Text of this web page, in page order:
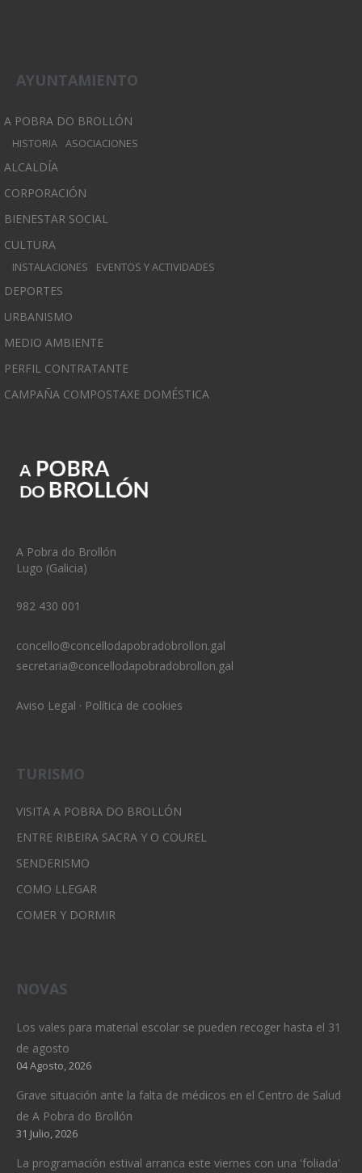
AYUNTAMIENTO
A POBRA DO BROLLÓN
HISTORIA ASOCIACIONES
ALCALDÍA
CORPORACIÓN
BIENESTAR SOCIAL
CULTURA
INSTALACIONES EVENTOS Y ACTIVIDADES
DEPORTES
URBANISMO
MEDIO AMBIENTE
PERFIL CONTRATANTE
CAMPAÑA COMPOSTAXE DOMÉSTICA
A Pobra do Brollón
Lugo (Galicia)
982 430 001
concello@concellodapobradobrollon.gal
secretaria@concellodapobradobrollon.gal
Aviso Legal · Política de cookies
TURISMO
VISITA A POBRA DO BROLLÓN
ENTRE RIBEIRA SACRA Y O COUREL
SENDERISMO
COMO LLEGAR
COMER Y DORMIR
NOVAS
Los vales para material escolar se pueden recoger hasta el 31
de agosto
04 Agosto, 2026
Grave situación ante la falta de médicos en el Centro de Salud
de A Pobra do Brollón
31 Julio, 2026
La programación estival arranca este viernes con una 'foliada'